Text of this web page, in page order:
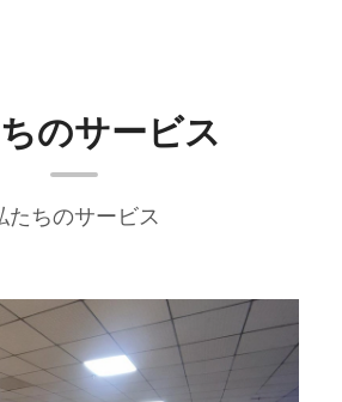
のサービス
たちのサービス